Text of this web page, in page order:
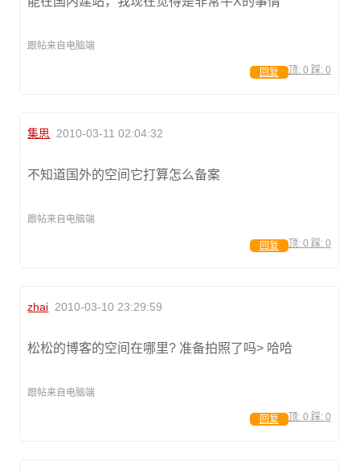
跟帖来自电脑端
顶: 0 踩: 0
回复
集思 2010-03-11 02:04:32
不知道国外的空间它打算怎么备案
跟帖来自电脑端
顶: 0 踩: 0
回复
zhai 2010-03-10 23:29:59
松松的博客的空间在哪里? 准备拍照了吗> 哈哈
跟帖来自电脑端
顶: 0 踩: 0
回复